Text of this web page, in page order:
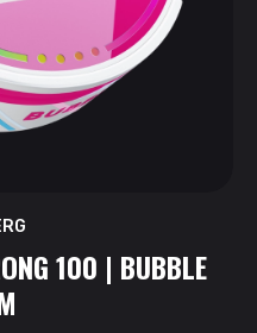
100 | BUBBLE